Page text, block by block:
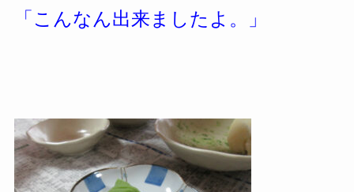
「こんなん出来ましたよ。」